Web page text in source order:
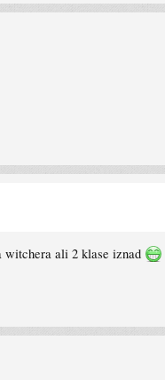
witchera ali 2 klase iznad